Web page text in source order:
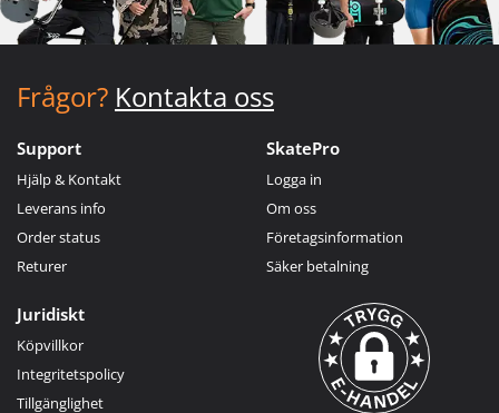
Frågor? Kontakta oss
Support
Hjälp & Kontakt
Leverans info
Order status
Returer
SkatePro
Logga in
Om oss
Företagsinformation
Säker betalning
Juridiskt
Köpvillkor
Integritetspolicy
Tillgänglighet